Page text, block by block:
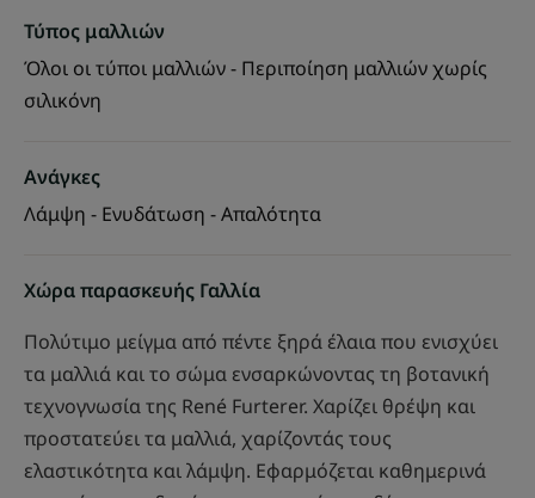
Τύπος μαλλιών
Όλοι οι τύποι μαλλιών - Περιποίηση μαλλιών χωρίς
σιλικόνη
Ανάγκες
Λάμψη - Ενυδάτωση - Απαλότητα
Χώρα παρασκευής Γαλλία
Πολύτιμο μείγμα από πέντε ξηρά έλαια που ενισχύει
τα μαλλιά και το σώμα ενσαρκώνοντας τη βοτανική
τεχνογνωσία της René Furterer. Χαρίζει θρέψη και
προστατεύει τα μαλλιά, χαρίζοντάς τους
ελαστικότητα και λάμψη. Εφαρμόζεται καθημερινά